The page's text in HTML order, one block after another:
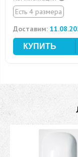
Есть 4 размера
Доставим: